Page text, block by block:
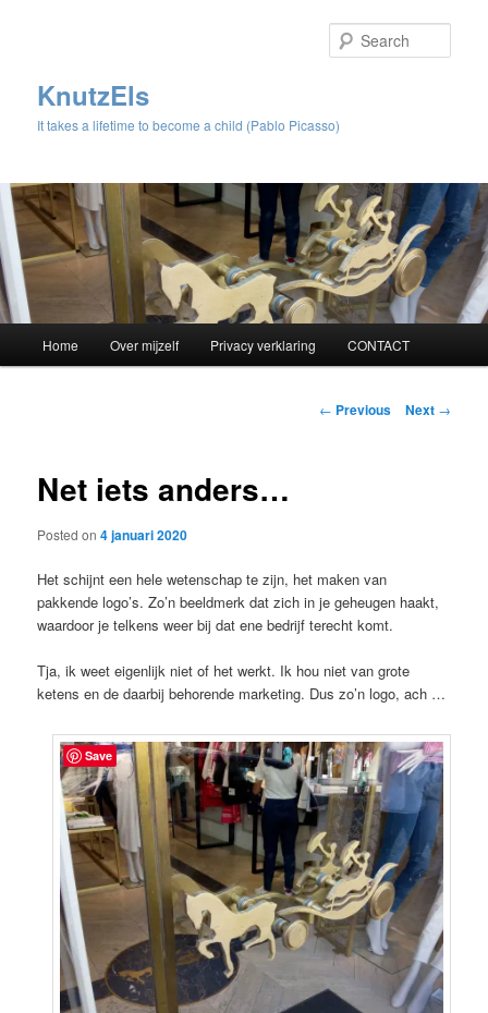
KnutzEls
It takes a lifetime to become a child (Pablo Picasso)
Skip
content
Home Over mijzelf Privacy verklaring CONTACT
Post
← Previous Next →
Net iets anders…
Posted on4 januari 2020
Het schijnt een hele wetenschap te zijn, het maken van
pakkende logo’s. Zo’n beeldmerk dat zich in je geheugen haakt,
waardoor je telkens weer bij dat ene bedrijf terecht komt.
Tja, ik weet eigenlijk niet of het werkt. Ik hou niet van grote
ketens en de daarbij behorende marketing. Dus zo’n logo, ach …
Save